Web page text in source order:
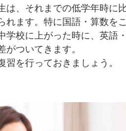
は、それまでの低学年時に
れます。特に国語・算数を
学校に上がった時に、英語
ついてきます。
習を行っておきましょう。